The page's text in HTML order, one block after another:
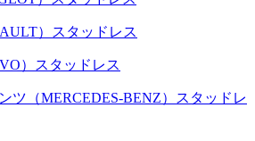
）スタッドレス
）スタッドレス
ツ（MERCEDES-BENZ）スタッドレ